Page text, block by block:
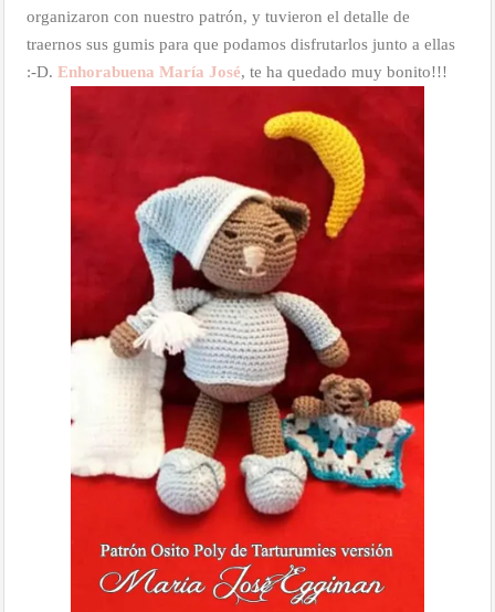
organizaron con nuestro patrón, y tuvieron el detalle de
traernos sus gumis para que podamos disfrutarlos junto a ellas
:-D. Enhorabuena María José, te ha quedado muy bonito!!!